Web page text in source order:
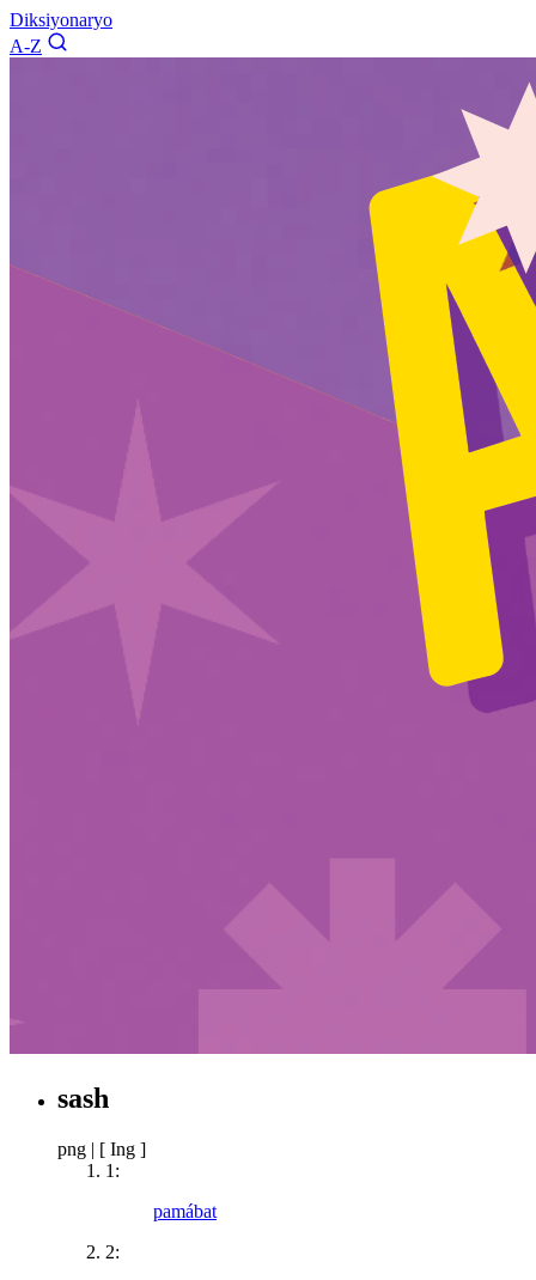
Diksiyonaryo
A-Z
sash
png | [ Ing ]
1:
pamábat
2: